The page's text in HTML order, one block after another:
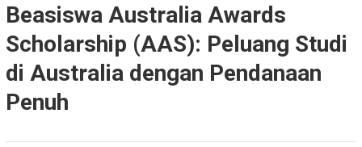
Beasiswa Australia Awards
Scholarship (AAS): Peluang Studi
di Australia dengan Pendanaan
Penuh